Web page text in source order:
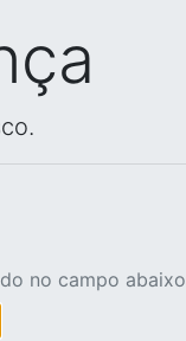
no campo abaixo